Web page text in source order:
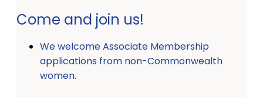
Come and join us!
We welcome Associate Membership
applications from non-Commonwealth
women.